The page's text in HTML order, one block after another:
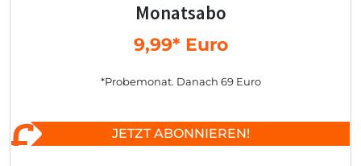
Monatsabo
9,99* Euro
*Probemonat. Danach 69 Euro
JETZT ABONNIEREN!